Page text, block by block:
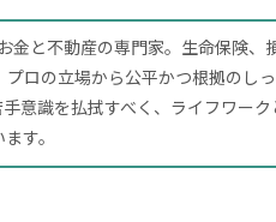
金と不動産の専門家。生命保険、
ロの立場から公平かつ根拠のし
意識を払拭すべく、ライフワーク
す。